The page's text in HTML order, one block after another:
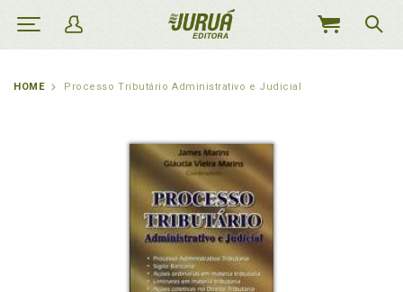
MEU
HOME Processo Tributário Administrativo e Judicial